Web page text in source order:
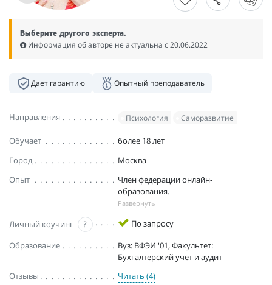
Выберите другого эксперта.
Информация об авторе не актуальна c 20.06.2022
Дает гарантию Опытный преподаватель
Направления Психология Саморазвитие
Обучает
более 18 лет
Город
Москва
Опыт
Член федерации онлайн-
образования.
Развернуть
Личный коучинг ?
По запросу
Образование
Вуз: ВФЭИ '01, Факультет:
Бухгалтерский учет и аудит
Отзывы
Читать (4)